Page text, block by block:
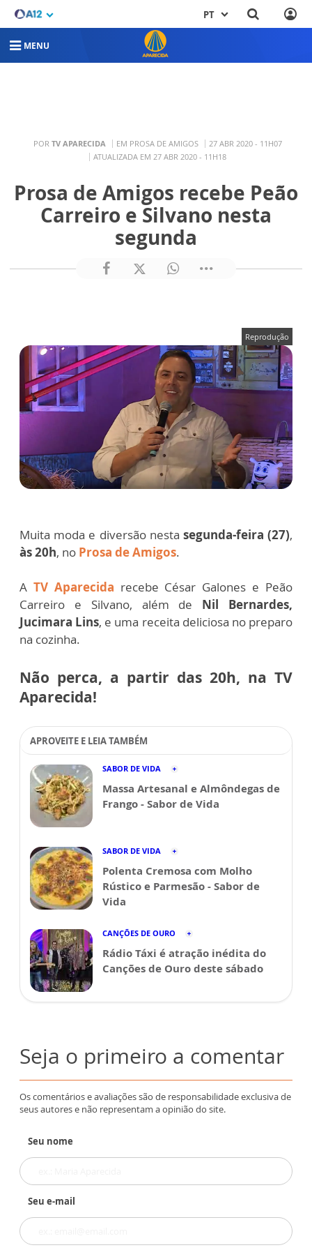
PT
MENU
POR TV APARECIDA EM PROSA DE AMIGOS
27 ABR 2020 - 11H07
ATUALIZADA EM 27 ABR 2020 - 11H18
Prosa de Amigos recebe Peão
Carreiro e Silvano nesta
segunda
Reprodução
Muita moda e diversão nesta segunda-feira (27),
às 20h, no Prosa de Amigos.
A TV Aparecida recebe César Galones e Peão
Carreiro e Silvano, além de Nil Bernardes,
Jucimara Lins, e uma receita deliciosa no preparo
na cozinha.
Não perca, a partir das 20h, na TV
Aparecida!
APROVEITE E LEIA TAMBÉM
SABOR DE VIDA
Massa Artesanal e Almôndegas de
Frango - Sabor de Vida
SABOR DE VIDA
Polenta Cremosa com Molho
Rústico e Parmesão - Sabor de
Vida
CANÇÕES DE OURO
Rádio Táxi é atração inédita do
Canções de Ouro deste sábado
Seja o primeiro a comentar
Os comentários e avaliações são de responsabilidade exclusiva de
seus autores e não representam a opinião do site.
Seu nome
Seu e-mail